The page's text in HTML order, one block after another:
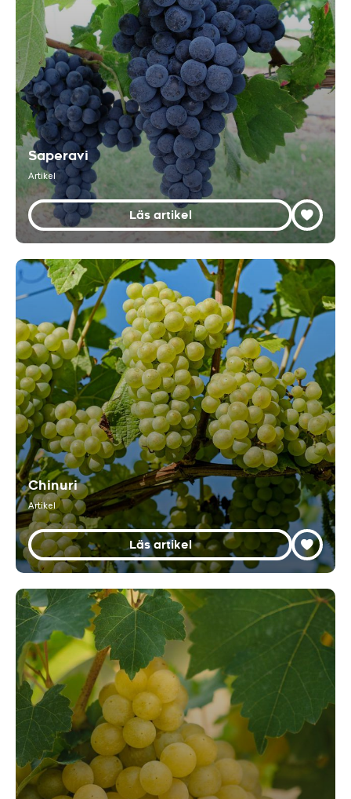
Saperavi
Artikel
Läs artikel
Chinuri
Artikel
Läs artikel